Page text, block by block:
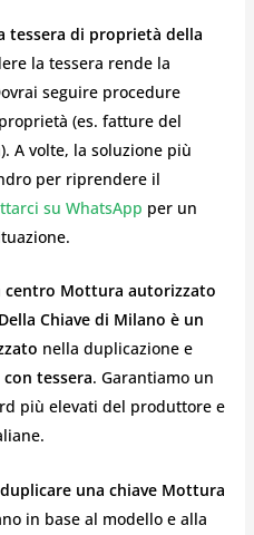
tessera di proprietà della
la tessera rende la
seguire procedure
(es. fatture del
A volte, la soluzione più
per riprendere il
su WhatsApp per un
centro Mottura autorizzato
Chiave di Milano è un
nella duplicazione e
tessera. Garantiamo un
più elevati del produttore e
una chiave Mottura
in base al modello e alla